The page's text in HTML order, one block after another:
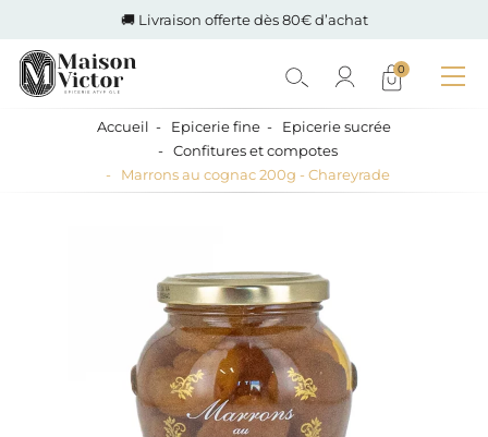
🚚 Livraison offerte dès 80€ d’achat
0
Accueil Epicerie fine
Epicerie sucrée
Confitures et compotes
Marrons au cognac 200g - Chareyrade